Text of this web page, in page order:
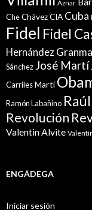
Aznar
CheChávezCIA Cuba
Fidel Fidel
Hernández Granma
Sánchez José Martí
CarrilesMartí
Ramón Labañino Raúl
Revolución
Valentin Alvite
ENGÁDEGA
Iniciar sesión